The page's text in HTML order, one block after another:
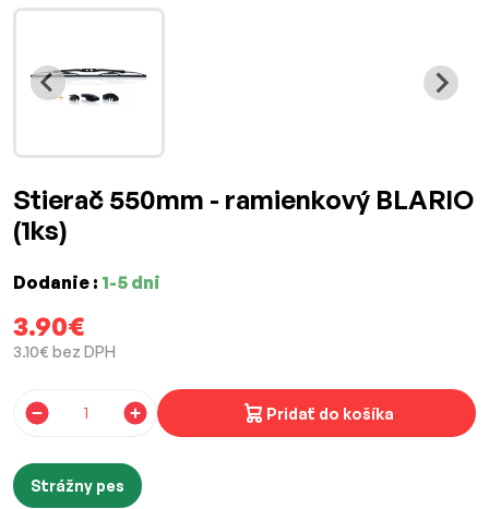
Stierač 550mm - ramienkový BLARIO
(1ks)
Dodanie : 1-5 dni
3.90€
3.10€ bez DPH
Pridať do košíka
Strážny pes